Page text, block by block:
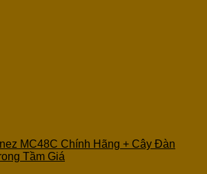
MC48C Chính Hãng + Cây Đàn
Tầm Giá